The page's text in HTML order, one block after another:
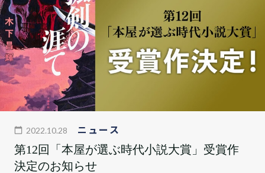
2022.10.28 ニュース
第12回「本屋が選ぶ時代小説大賞」受賞作
決定のお知らせ